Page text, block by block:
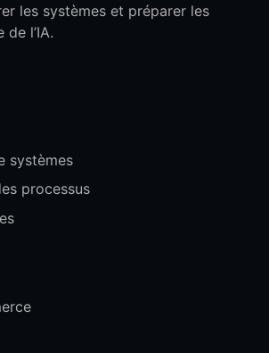
les systèmes et préparer les
de l’IA.
systèmes
processus